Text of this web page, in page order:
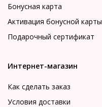
Бонусная карта
Активация бонусной карты
Подарочный сертификат
Интернет-магазин
Как сделать заказ
Условия доставки